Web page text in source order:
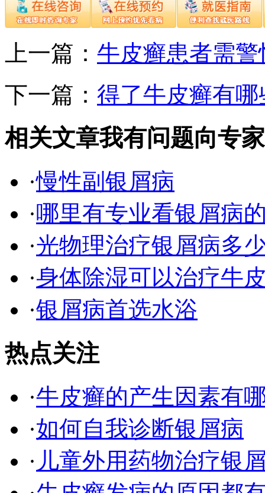
上一篇： 牛皮癣患者需
下一篇： 得了牛皮癣有哪
相关文章我有问题向专
·慢性副银屑病
·哪里有专业看银屑病
·光物理治疗银屑病多
·身体除湿可以治疗牛
·银屑病首选水浴
热点关注
·牛皮癣的产生因素有
·如何自我诊断银屑病
· 儿童外用药物治疗银